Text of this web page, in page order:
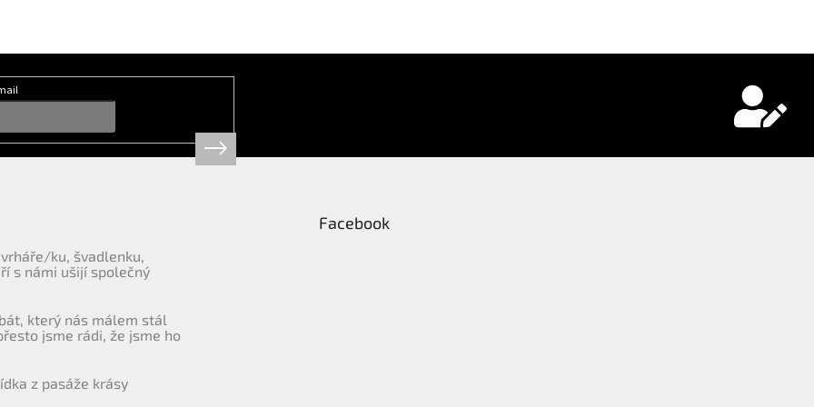
ku, švadlenku,
s námi ušijí společný
který nás málem stál
jsme rádi, že jsme ho
z pasáže krásy
Facebook